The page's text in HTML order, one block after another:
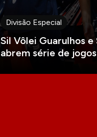
Divisão Especial
Sil Vôlei Guarulhos e
abrem série de